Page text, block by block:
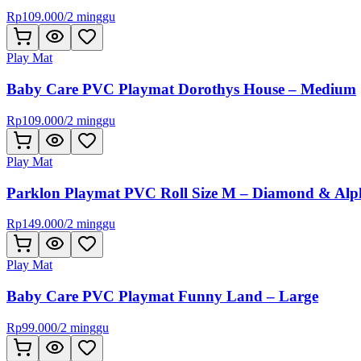
Rp109.000/2 minggu
Play Mat
Baby Care PVC Playmat Dorothys House – Medium
Rp109.000/2 minggu
Play Mat
Parklon Playmat PVC Roll Size M – Diamond &
Rp149.000/2 minggu
Play Mat
Baby Care PVC Playmat Funny Land – Large
Rp99.000/2 minggu